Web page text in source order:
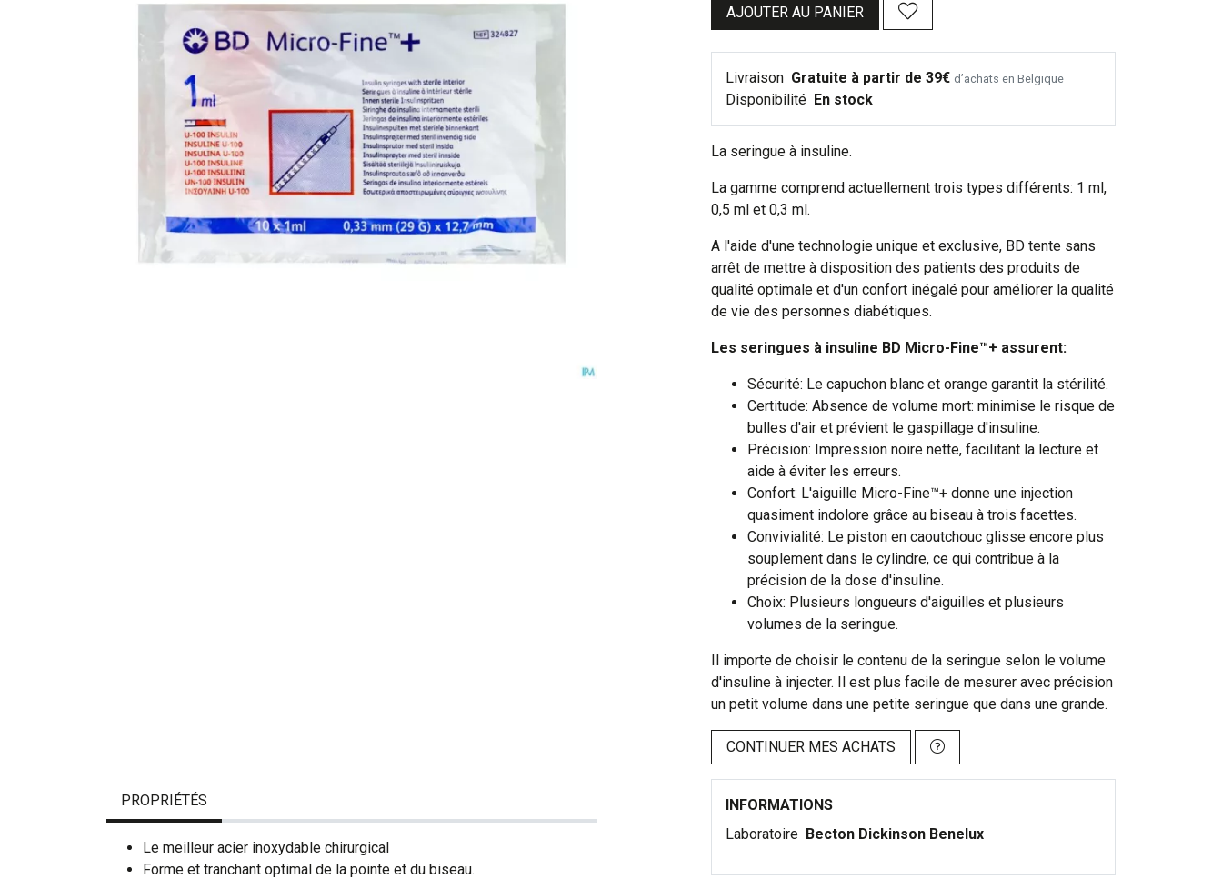
AJOUTER AU PANIER
Livraison Gratuite à partir de 39€ d’achats en Belgique
Disponibilité En stock
La seringue à insuline.
La gamme comprend actuellement trois types différents: 1 ml,
0,5 ml et 0,3 ml.
A l'aide d'une technologie unique et exclusive, BD tente sans
arrêt de mettre à disposition des patients des produits de
qualité optimale et d'un confort inégalé pour améliorer la qualité
de vie des personnes diabétiques.
Les seringues à insuline BD Micro-Fine™+ assurent:
Sécurité: Le capuchon blanc et orange garantit la stérilité.
Certitude: Absence de volume mort: minimise le risque de
bulles d'air et prévient le gaspillage d'insuline.
Précision: Impression noire nette, facilitant la lecture et
aide à éviter les erreurs.
Confort: L'aiguille Micro-Fine™+ donne une injection
quasiment indolore grâce au biseau à trois facettes.
Convivialité: Le piston en caoutchouc glisse encore plus
souplement dans le cylindre, ce qui contribue à la
précision de la dose d'insuline.
Choix: Plusieurs longueurs d'aiguilles et plusieurs
volumes de la seringue.
Il importe de choisir le contenu de la seringue selon le volume
d'insuline à injecter. Il est plus facile de mesurer avec précision
un petit volume dans une petite seringue que dans une grande.
CONTINUER MES ACHATS
PROPRIÉTÉS
Le meilleur acier inoxydable chirurgical
Forme et tranchant optimal de la pointe et du biseau.
INFORMATIONS
Laboratoire Becton Dickinson Benelux